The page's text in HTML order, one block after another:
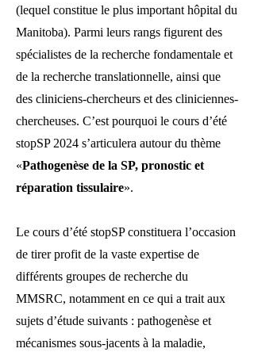
(lequel constitue le plus important hôpital du
Manitoba). Parmi leurs rangs figurent des
spécialistes de la recherche fondamentale et
de la recherche translationnelle, ainsi que
des cliniciens-chercheurs et des cliniciennes-
chercheuses. C’est pourquoi le cours d’été
stopSP 2024 s’articulera autour du thème
«Pathogenèse de la SP, pronostic et
réparation tissulaire».
Le cours d’été stopSP constituera l’occasion
de tirer profit de la vaste expertise de
différents groupes de recherche du
MMSRC, notamment en ce qui a trait aux
sujets d’étude suivants : pathogenèse et
mécanismes sous-jacents à la maladie,